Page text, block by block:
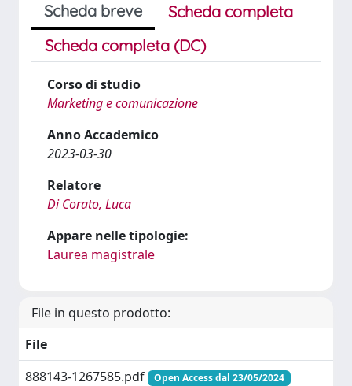
Scheda breve
Scheda completa
Scheda completa (DC)
Corso di studio
Marketing e comunicazione
Anno Accademico
2023-03-30
Relatore
Di Corato, Luca
Appare nelle tipologie:
Laurea magistrale
File in questo prodotto:
File
888143-1267585.pdf
Open Access dal 23/05/2024